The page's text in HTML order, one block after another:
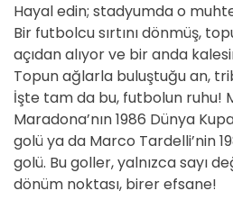
Hayal edin; stadyumda o
Bir futbolcu sırtını dönmüş,
açıdan alıyor ve bir anda
Topun ağlarla buluştuğu an,
İşte tam da bu, futbolun ruhu!
Maradona’nın 1986 Dünya
golü ya da Marco Tardelli’nin
golü. Bu goller, yalnızca sayı
dönüm noktası, birer efsane!